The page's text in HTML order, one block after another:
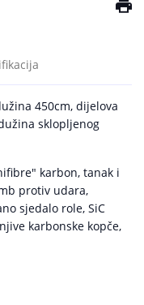
450cm, dijelova
sklopljenog
karbon, tanak i
protiv udara,
sjedalo role, SiC
karbonske kopče,